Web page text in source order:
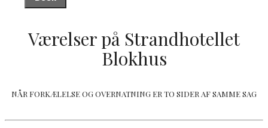
Værelser på Strandhotellet
Blokhus
NÅR FORKÆLELSE OG OVERNATNING ER TO SIDER AF SAMME SAG